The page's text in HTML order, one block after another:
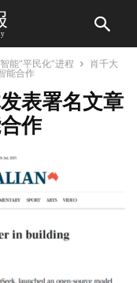
能“平民化”进程
肖千大
能合作
表署名文章
作